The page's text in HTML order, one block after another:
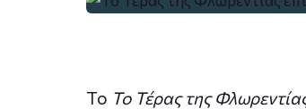
Το Το Τέρας της